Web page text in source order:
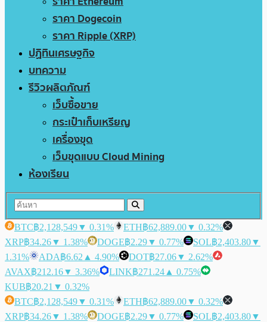
ราคา Dogecoin
ราคา Ripple (XRP)
ปฏิทินเศรษฐกิจ
บทความ
รีวิวผลิตภัณฑ์
เว็บซื้อขาย
กระเป๋าเก็บเหรียญ
เครื่องขุด
เว็บขุดแบบ Cloud Mining
ห้องเรียน
BTC฿2,128,549▼ 0.31% ETH฿62,889.00▼ 0.32%
XRP฿34.26▼ 1.38% DOGE฿2.29▼ 0.77% SOL฿2,403.80▼
1.31%
ADA฿6.62 ▲ 4.90% DOT฿27.06▼ 2.62%
AVAX฿212.16▼ 3.36% LINK฿271.24 ▲ 0.75%
KUB฿20.21 ▼ 0.32%
BTC฿2,128,549▼ 0.31% ETH฿62,889.00▼ 0.32%
XRP฿34.26▼ 1.38% DOGE฿2.29▼ 0.77% SOL฿2,403.80▼